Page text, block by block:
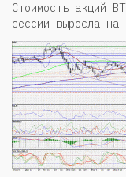
Стоимость акций
сессии выросла